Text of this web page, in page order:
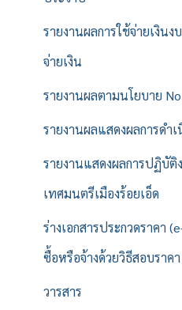
รายงานผลการใช้จ่ายเงิน
จ่ายเงิน
รายงานผลตามนโยบาย
รายงานผลแสดงผลการดำ
รายงานแสดงผลการปฏิบั
เทศมนตรีเมืองร้อยเอ็ด
ร่างเอกสารประกวดราคา
ซื้อหรือจ้างด้วยวิธีสอบราคา
วารสาร